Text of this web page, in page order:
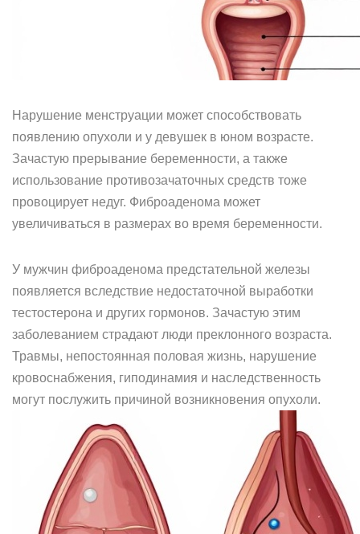
Нарушение менструации может способствовать
появлению опухоли и у девушек в юном возрасте.
Зачастую прерывание беременности, а также
использование противозачаточных средств тоже
провоцирует недуг. Фиброаденома может
увеличиваться в размерах во время беременности.
У мужчин фиброаденома предстательной железы
появляется вследствие недостаточной выработки
тестостерона и других гормонов. Зачастую этим
заболеванием страдают люди преклонного возраста.
Травмы, непостоянная половая жизнь, нарушение
кровоснабжения, гиподинамия и наследственность
могут послужить причиной возникновения опухоли.